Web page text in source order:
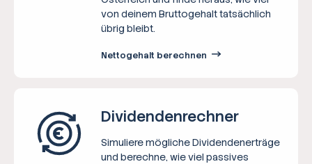
von deinem Bruttogehalt tatsächlich
übrig bleibt.
Nettogehalt berechnen
Dividenden­rechner
Simuliere mögliche Dividendenerträge
und berechne, wie viel passives